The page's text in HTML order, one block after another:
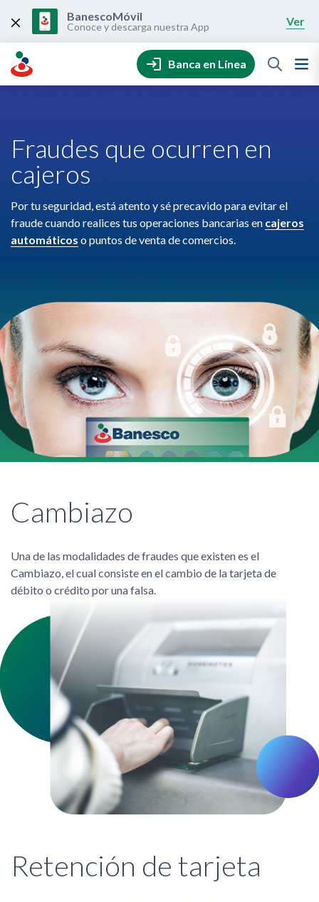
content
BanescoMóvil
Conoce y descarga nuestra App Ver
Banca en Línea
Fraudes que ocurren en
cajeros
Por tu seguridad, está atento y sé precavido para evitar el
fraude cuando realices tus operaciones bancarias en cajeros
automáticos o puntos de venta de comercios.
Cambiazo
Una de las modalidades de fraudes que existen es el
Cambiazo, el cual consiste en el cambio de la tarjeta de
débito o crédito por una falsa.
Retención de tarjeta